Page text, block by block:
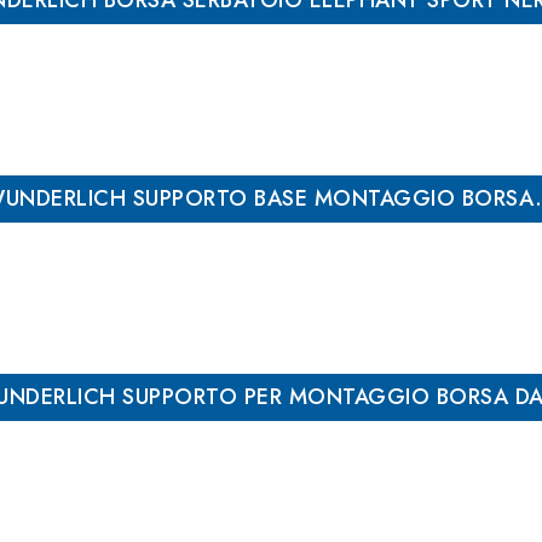
SUPPORTO BASE MONTAGGIO
SUPPORTO PER MONTAGGIO BORSA